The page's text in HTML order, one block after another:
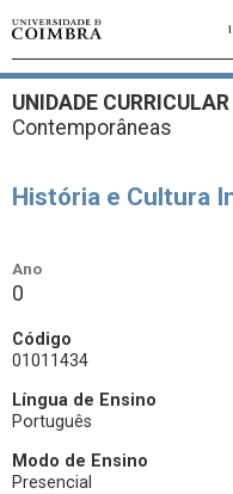
UNIDADE CURRICULAR
Contemporâneas
História e Cultura
Ano
0
Código
01011434
Língua de Ensino
Português
Modo de Ensino
Presencial